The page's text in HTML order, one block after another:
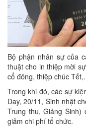
Bộ phận nhân sự của
thuật cho in thiệp mời
cổ đông, thiệp chúc
Trong khi đó, các sự
Day, 20/11, Sinh nhật
Trung thu, Giáng Sinh)
giảm chi phí tổ chức.